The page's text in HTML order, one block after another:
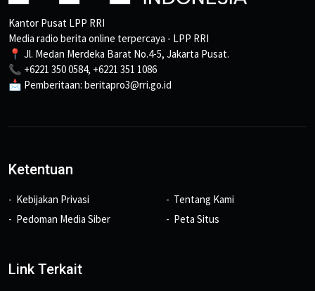
Kantor Pusat LPP RRI
Media radio berita online terpercaya - LPP RRI
📍 Jl. Medan Merdeka Barat No.4-5, Jakarta Pusat.
📞 +6221 350 0584, +6221 351 1086
📩 Pemberitaan: beritapro3@rri.go.id
Ketentuan
Kebijakan Privasi
Pedoman Media Siber
Tentang Kami
Peta Situs
Link Terkait